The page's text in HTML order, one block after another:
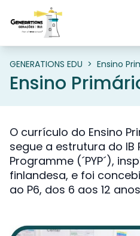
GENERATIONS EDU > Ensino
Ensino
O currículo do Ensino
segue a estrutura do IB
Programme (´PYP´),
finlandesa, e foi
ao P6, dos 6 aos 12